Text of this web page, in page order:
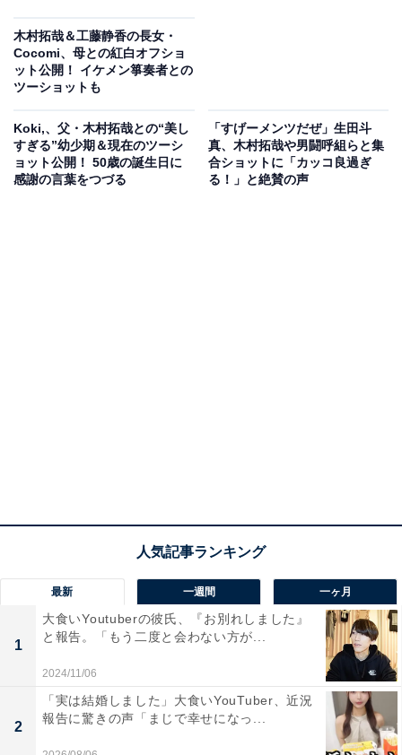
木村拓哉＆工藤静香の長女・
Cocomi、母との紅白オフショ
ット公開！ イケメン箏奏者との
ツーショットも
Koki,、父・木村拓哉との“美し
すぎる”幼少期＆現在のツーシ
ョット公開！ 50歳の誕生日に
感謝の言葉をつづる
「すげーメンツだぜ」生田斗
真、木村拓哉や男闘呼組らと集
合ショットに「カッコ良過ぎ
る！」と絶賛の声
最新 一週間 一ヶ月
1
大食いYoutuberの彼氏、『お別れしました』
と報告。「もう二度と会わない方が...
2024/11/06
2
「実は結婚しました」大食いYouTuber、近況
報告に驚きの声「まじで幸せになっ...